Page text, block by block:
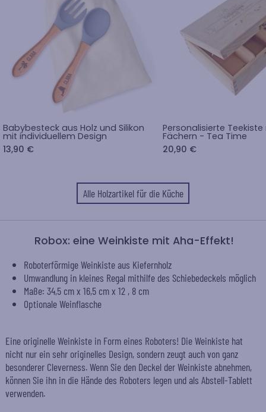
Babybesteck aus Holz und Silikon
mit individuellem Design
13,90 €
Personalisierte
Fächern - Tea Time
20,90 €
Alle Holzartikel für die Küche
Robox: eine Weinkiste mit Aha-Effekt!
Roboterförmige Weinkiste aus Kiefernholz
Umwandlung in kleines Regal mithilfe des Schiebedeckels möglich
Maße: 34,5 cm x 16,5 cm x 12 , 8 cm
Optionale Weinflasche
Eine originelle Weinkiste in Form eines Roboters! Die Weinkiste hat
nicht nur ein sehr originelles Design, sondern zeugt auch von ganz
besonderer Cleverness. Wenn Sie den Deckel der Weinkiste abnehmen,
können Sie ihn in die Hände des Roboters legen und als Abstell-Tablett
verwenden.